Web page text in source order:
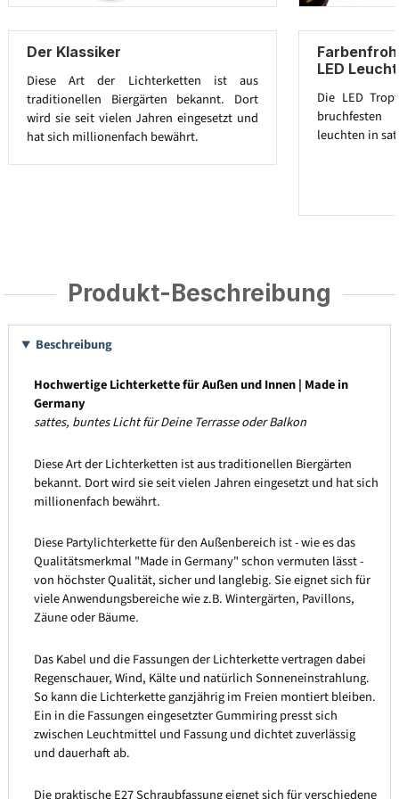
Der Klassiker
Diese Art der Lichterketten ist aus
traditionellen Biergärten bekannt. Dort
wird sie seit vielen Jahren eingesetzt und
hat sich millionenfach bewährt.
LED
Die LED
bruchfesten
leuchten in
Produkt-Beschreibung
Beschreibung
Hochwertige Lichterkette für Außen und Innen | Made in
Germany
sattes, buntes Licht für Deine Terrasse oder Balkon
Diese Art der Lichterketten ist aus traditionellen Biergärten
bekannt. Dort wird sie seit vielen Jahren eingesetzt und hat sich
millionenfach bewährt.
Diese Partylichterkette für den Außenbereich ist - wie es das
Qualitätsmerkmal "Made in Germany" schon vermuten lässt -
von höchster Qualität, sicher und langlebig. Sie eignet sich für
viele Anwendungsbereiche wie z.B. Wintergärten, Pavillons,
Zäune oder Bäume.
Das Kabel und die Fassungen der Lichterkette vertragen dabei
Regenschauer, Wind, Kälte und natürlich Sonneneinstrahlung.
So kann die Lichterkette ganzjährig im Freien montiert bleiben.
Ein in die Fassungen eingesetzter Gummiring presst sich
zwischen Leuchtmittel und Fassung und dichtet zuverlässig
und dauerhaft ab.
Die praktische E27 Schraubfassung eignet sich für verschiedene